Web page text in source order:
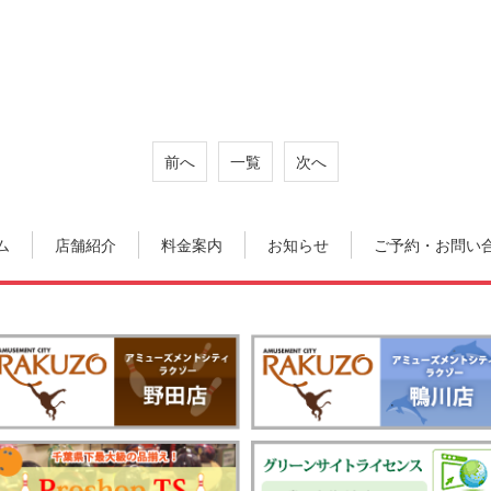
前へ 一覧 次へ
店舗紹介 料金案内 お知らせ ご予約・お問い